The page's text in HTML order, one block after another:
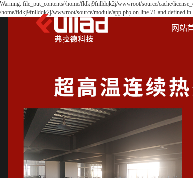
Warning: file_put_contents(/home/fldkj9fnlldqk2j/wwwroot/source/cache/
/home/fldkj9fnlldqk2j/wwwroot/source/module/app.php on line 71 and defined
网站